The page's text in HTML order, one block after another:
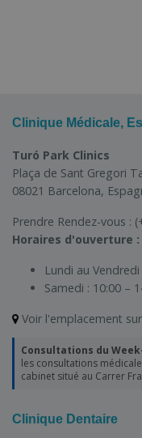
Clinique Médicale,
Turó Park Clinics
Plaça de Sant Gregori
08021 Barcelona,
Prendre Rendez-vous :
Horaires d'ouverture :
Lundi au Vendredi
Samedi : 10:00 –
Voir l'emplacement
Consultations du
les consultations
cabinet situé au Carrer
Clinique Dentaire